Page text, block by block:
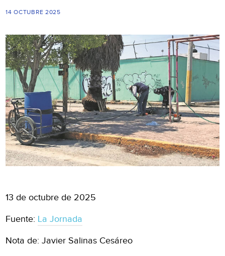
14 OCTUBRE 2025
13 de octubre de 2025
Fuente: La Jornada
Nota de: Javier Salinas Cesáreo